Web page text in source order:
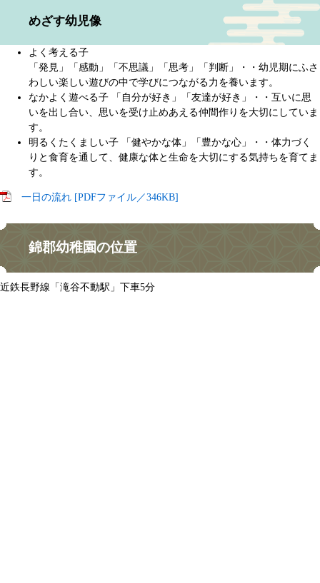
めざす幼児像
よく考える子
「発見」「感動」「不思議」「思考」「判断」・・幼児期にふさ
わしい楽しい遊びの中で学びにつながる力を養います。
なかよく遊べる子 「自分が好き」「友達が好き」・・互いに思
いを出し合い、思いを受け止めあえる仲間作りを大切にしていま
す。
明るくたくましい子 「健やかな体」「豊かな心」・・体力づく
りと食育を通して、健康な体と生命を大切にする気持ちを育てま
す。
一日の流れ [PDFファイル／346KB]
錦郡幼稚園の位置
近鉄長野線「滝谷不動駅」下車5分